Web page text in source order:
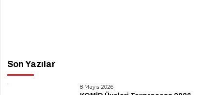
Son Yazılar
8 Mayıs 2026